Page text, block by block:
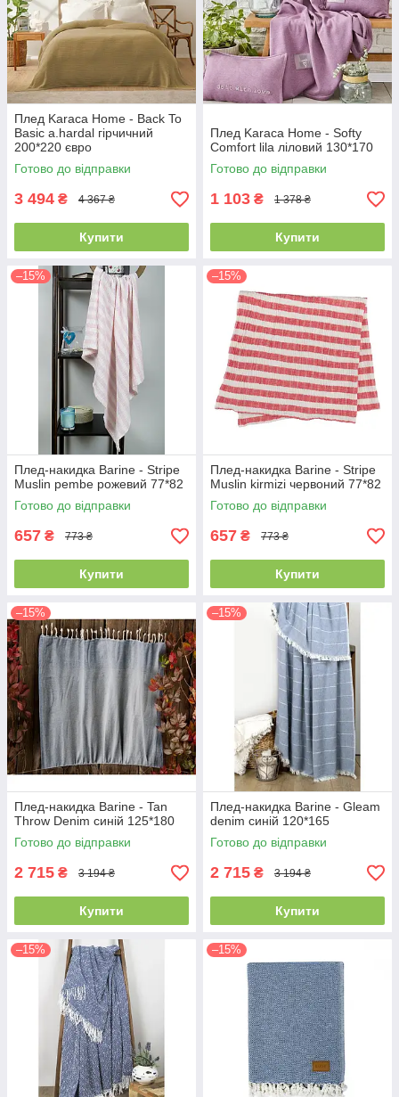
Плед Karaca Home - Back To
Basic a.hardal гірчичний
200*220 євро
Готово до відправки
3 494 ₴ 4 367 ₴
Купити
Плед Karaca Home - Softy
Comfort lila ліловий 130*170
Готово до відправки
1 103 ₴ 1 378 ₴
Купити
–15%
Плед-накидка Barine - Stripe
Muslin pembe рожевий 77*82
Готово до відправки
657 ₴ 773 ₴
Купити
–15%
Плед-накидка Barine - Stripe
Muslin kirmizi червоний 77*82
Готово до відправки
657 ₴ 773 ₴
Купити
–15%
Плед-накидка Barine - Tan
Throw Denim синій 125*180
Готово до відправки
2 715 ₴ 3 194 ₴
Купити
–15%
Плед-накидка Barine - Gleam
denim синій 120*165
Готово до відправки
2 715 ₴ 3 194 ₴
Купити
–15% –15%